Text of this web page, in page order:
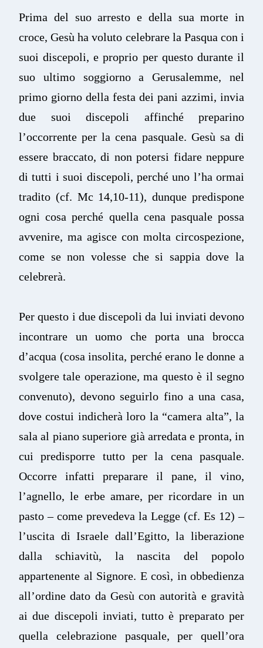
Prima del suo arresto e della sua morte in
croce, Gesù ha voluto celebrare la Pasqua con i
suoi discepoli, e proprio per questo durante il
suo ultimo soggiorno a Gerusalemme, nel
primo giorno della festa dei pani azzimi, invia
due suoi discepoli affinché preparino
l’occorrente per la cena pasquale. Gesù sa di
essere braccato, di non potersi fidare neppure
di tutti i suoi discepoli, perché uno l’ha ormai
tradito (cf. Mc 14,10-11), dunque predispone
ogni cosa perché quella cena pasquale possa
avvenire, ma agisce con molta circospezione,
come se non volesse che si sappia dove la
celebrerà.
Per questo i due discepoli da lui inviati devono
incontrare un uomo che porta una brocca
d’acqua (cosa insolita, perché erano le donne a
svolgere tale operazione, ma questo è il segno
convenuto), devono seguirlo fino a una casa,
dove costui indicherà loro la “camera alta”, la
sala al piano superiore già arredata e pronta, in
cui predisporre tutto per la cena pasquale.
Occorre infatti preparare il pane, il vino,
l’agnello, le erbe amare, per ricordare in un
pasto – come prevedeva la Legge (cf. Es 12) –
l’uscita di Israele dall’Egitto, la liberazione
dalla schiavitù, la nascita del popolo
appartenente al Signore. E così, in obbedienza
all’ordine dato da Gesù con autorità e gravità
ai due discepoli inviati, tutto è preparato per
quella celebrazione pasquale, per quell’ora